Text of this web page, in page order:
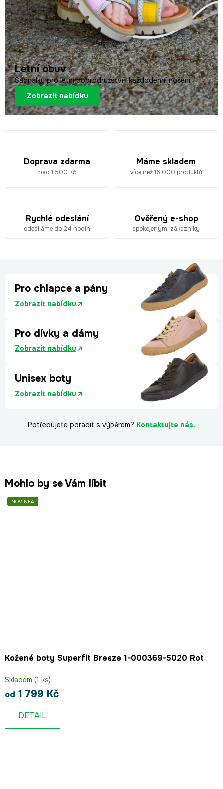
n
í
b
o
t
y
p
r
Letní obuv
Sadnálky pro letní dobrodružství i každodenní nošení.
Zobrazit nabídku
Doprava zdarma
nad 1 500 Kč
Máme skladem
více než 16 000 produktů
Rychlé odeslání
odesíláme do 24 hodin
Ověřený e-shop
spokojenými zákazníky
Pro chlapce a pány
Zobrazit nabídku
Pro dívky a dámy
Zobrazit nabídku
Unisex boty
Zobrazit nabídku
Potřebujete poradit s výběrem? Kontaktujte nás.
Mohlo by se Vám líbit
NOVINKA
Kožené boty Superfit Breeze 1-000369-5020 Rot
Skladem (1 ks)
od 1 799 Kč
DETAIL
NOVINKA
NOVINKA
NOVINKA
NOVINKA
NOVINKA
NOVINKA
NOVINKA
NOVINKA
NOVINKA
NOVINKA
NOVINKA